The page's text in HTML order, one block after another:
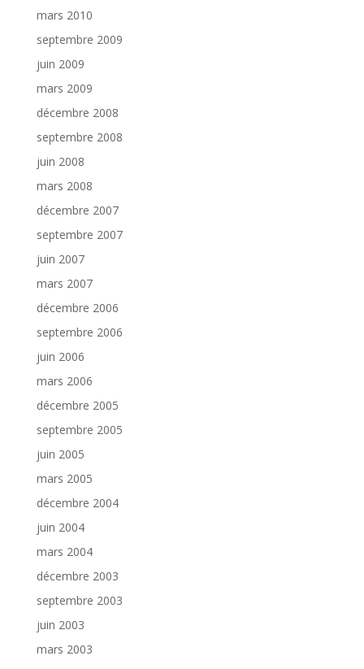
mars 2010
septembre 2009
juin 2009
mars 2009
décembre 2008
septembre 2008
juin 2008
mars 2008
décembre 2007
septembre 2007
juin 2007
mars 2007
décembre 2006
septembre 2006
juin 2006
mars 2006
décembre 2005
septembre 2005
juin 2005
mars 2005
décembre 2004
juin 2004
mars 2004
décembre 2003
septembre 2003
juin 2003
mars 2003